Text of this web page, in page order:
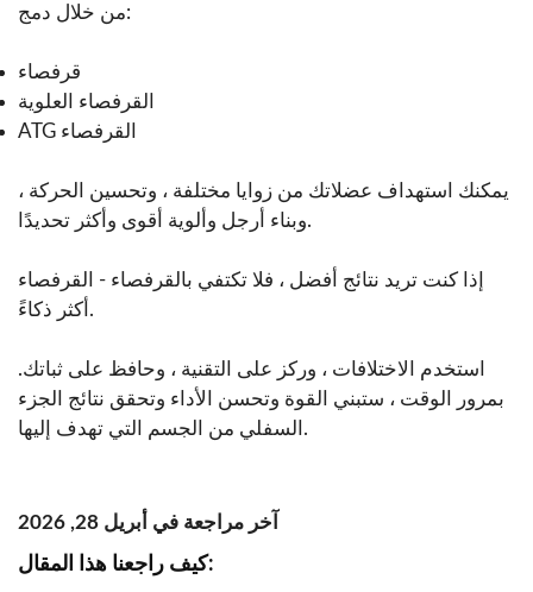
من خلال دمج:
قرفصاء
القرفصاء العلوية
ATG القرفصاء
يمكنك استهداف عضلاتك من زوايا مختلفة ، وتحسين الحركة ،
وبناء أرجل وألوية أقوى وأكثر تحديدًا.
إذا كنت تريد نتائج أفضل ، فلا تكتفي بالقرفصاء - القرفصاء
أكثر ذكاءً.
استخدم الاختلافات ، وركز على التقنية ، وحافظ على ثباتك.
بمرور الوقت ، ستبني القوة وتحسن الأداء وتحقق نتائج الجزء
السفلي من الجسم التي تهدف إليها.
آخر مراجعة في أبريل 28, 2026
كيف راجعنا هذا المقال: